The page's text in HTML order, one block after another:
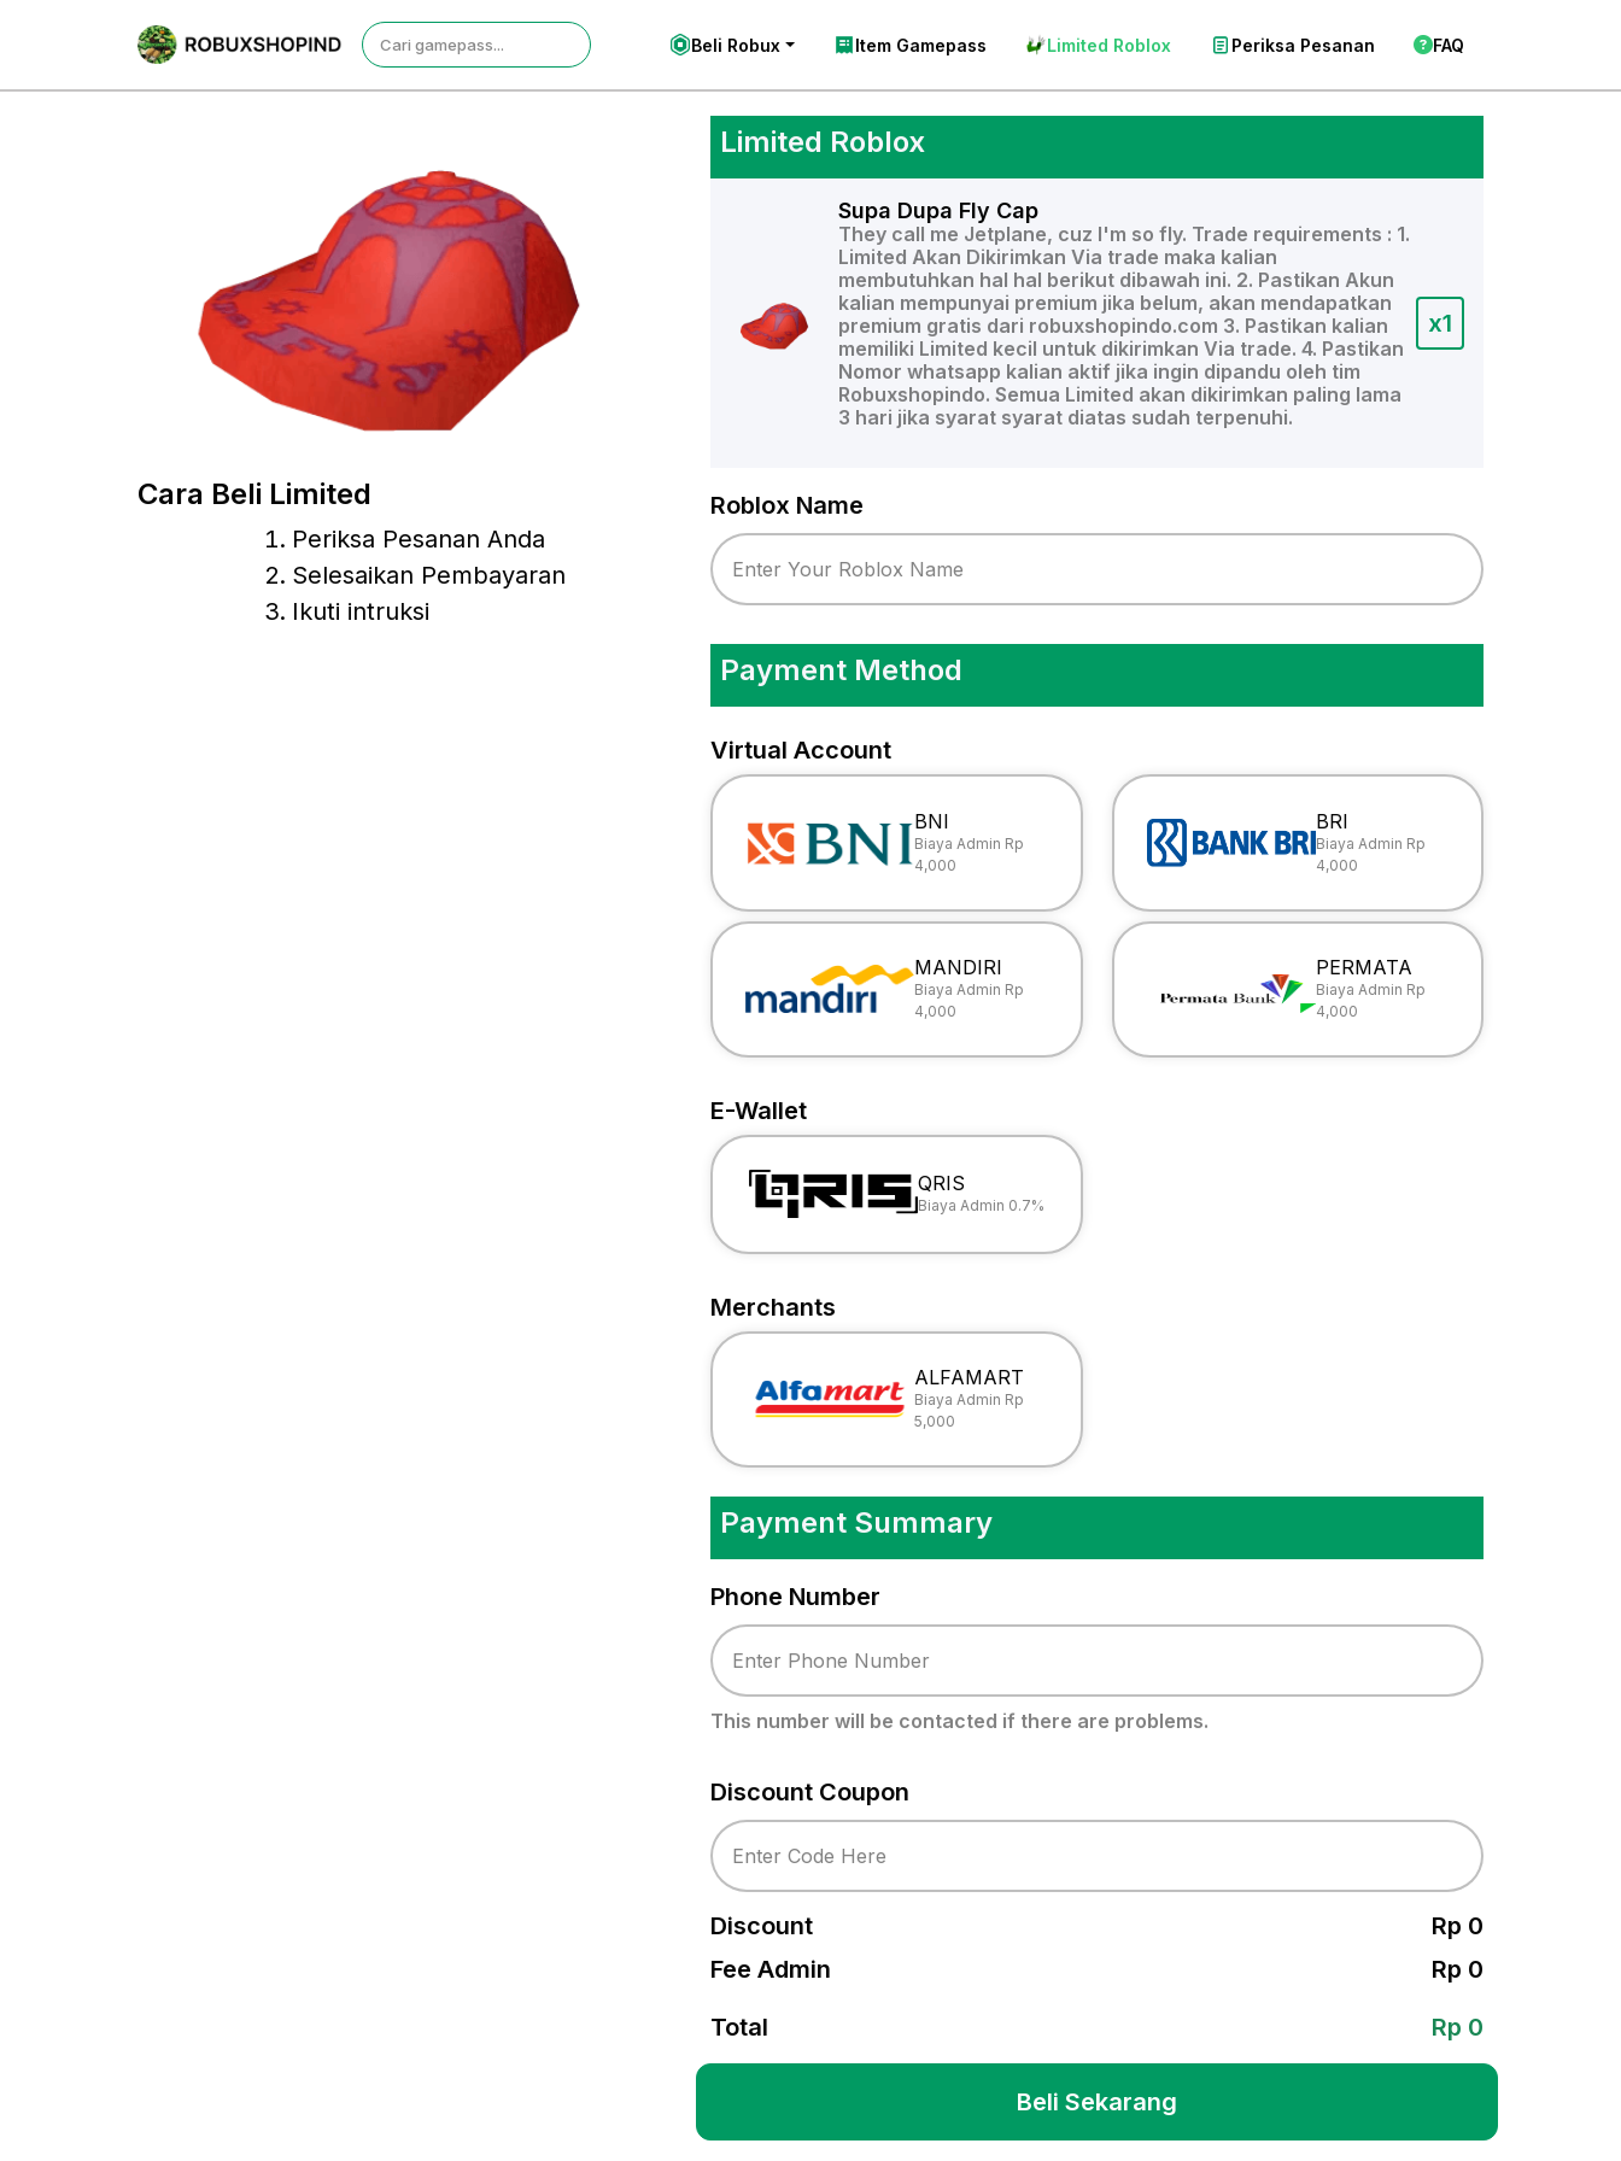
Beli Robux Item Gamepass Limited Roblox Periksa Pesanan FAQ
Cara Beli Limited
Periksa Pesanan Anda
Selesaikan Pembayaran
Ikuti intruksi
Limited Roblox
Supa Dupa Fly Cap
They call me Jetplane, cuz I'm so fly. Trade requirements : 1.
Limited Akan Dikirimkan Via trade maka kalian
membutuhkan hal hal berikut dibawah ini. 2. Pastikan Akun
kalian mempunyai premium jika belum, akan mendapatkan
premium gratis dari robuxshopindo.com 3. Pastikan kalian
memiliki Limited kecil untuk dikirimkan Via trade. 4. Pastikan
Nomor whatsapp kalian aktif jika ingin dipandu oleh tim
Robuxshopindo. Semua Limited akan dikirimkan paling lama
3 hari jika syarat syarat diatas sudah terpenuhi.
x1
Roblox Name
Payment Method
Virtual Account
BNI
Biaya Admin Rp
4,000
BRI
Biaya Admin Rp
4,000
MANDIRI
Biaya Admin Rp
4,000
PERMATA
Biaya Admin Rp
4,000
E-Wallet
QRIS
Biaya Admin 0.7%
Merchants
ALFAMART
Biaya Admin Rp
5,000
Payment Summary
Phone Number
This number will be contacted if there are problems.
Discount Coupon
Discount
Rp 0
Fee Admin
Rp 0
Total
Rp 0
Beli Sekarang